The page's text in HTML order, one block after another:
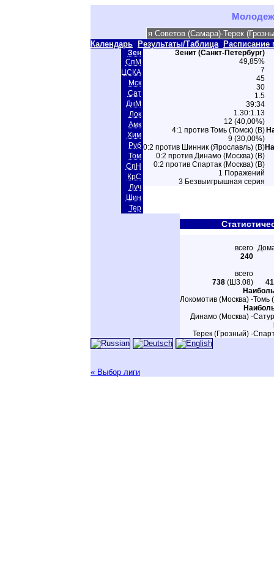
Календарь Результаты/Таблица Расписание
Зен
СпМ
ЦСКА
Мск
Сат
ДнМ
Лок
Амк
Хим
Руб
Том
СпН
КрС
Луч
Шин
Тер
Зенит (Санкт-Петербург)
49,85%
7
45
30
1.5
39:34
1.30:1.13
12 (40,00%)
4:1 против Томь (Томск) (В)
9 (30,00%)
0:2 против Шинник (Ярославль) (В)
0:2 против Динамо (Москва) (В)
0:2 против Спартак (Москва) (В)
1 Поражений
3 Безвыигрышная серия
всего
240
всего
738 (Ш3.08)
Локомотив (Москва) -Томь
Динамо (Москва) -
Терек (Грозный) -
« Выбор лиги